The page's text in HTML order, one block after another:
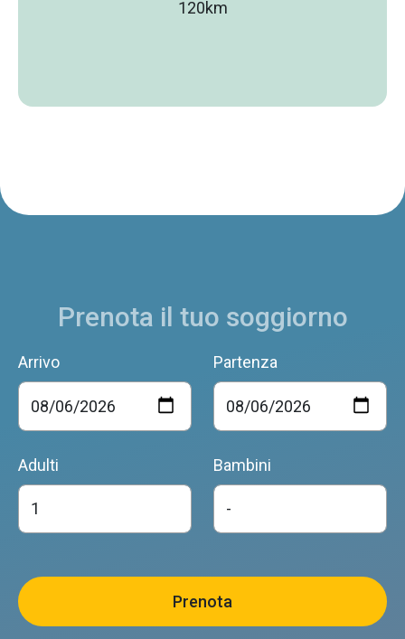
120km
Prenota il tuo soggiorno
Arrivo Partenza
Adulti Bambini